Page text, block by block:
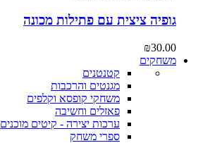
גופיה ציצית עם פתילות מכונה
₪30.00
משחקים
קטנטנים
מגנטים והרכבות
משחקי קופסא וקלפים
פאזלים וחשיבה
ערכות יצירה - קיטים מוכנים
ספרי משחק